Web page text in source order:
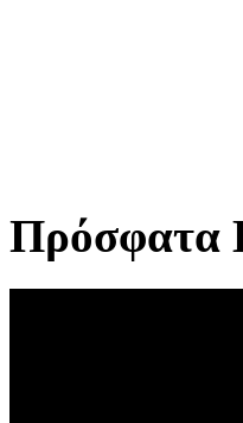
Πρόσφατα